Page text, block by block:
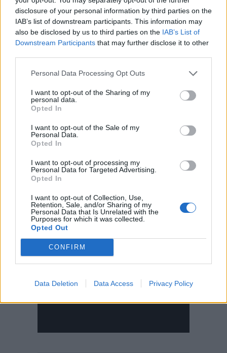
disclosure of your personal information by third parties on the
IAB’s list of downstream participants. This information may
also be disclosed by us to third parties on the IAB’s List of
Downstream Participants that may further disclose it to other
Personal Data Processing Opt Outs
I want to opt-out of the Sharing of my
personal data.
Opted In
I want to opt-out of the Sale of my
Personal Data.
Opted In
I want to opt-out of processing my
Personal Data for Targeted Advertising.
Opted In
I want to opt-out of Collection, Use,
Retention, Sale, and/or Sharing of my
Personal Data that Is Unrelated with the
Purposes for which it was collected.
Opted Out
CONFIRM
Data Deletion Data Access Privacy Policy